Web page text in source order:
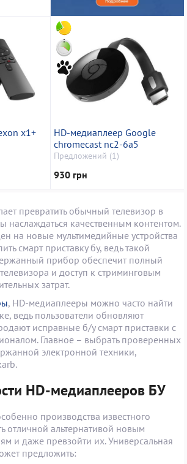
x1+
HD-медиаплеер Google
chromecast nc2-6a5
Предложений (1)
930 грн
превратить обычный телевизор в
наслаждаться качественным контентом.
на новые мультимедийные устройства
смарт приставку бу, ведь такой
прибор обеспечит полный
и доступ к стриминговым
затрат.
, HD-медиаплееры можно часто найти
ведь пользователи обновляют
исправные б/у смарт приставки с
Главное – выбрать проверенных
электронной техники,
HD-медиаплееров БУ
производства известного
отличной альтернативой новым
и даже превзойти их. Универсальная
предложить: